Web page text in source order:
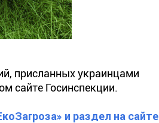
присланных украинцами
сайте Госинспекции.
и раздел на сайте